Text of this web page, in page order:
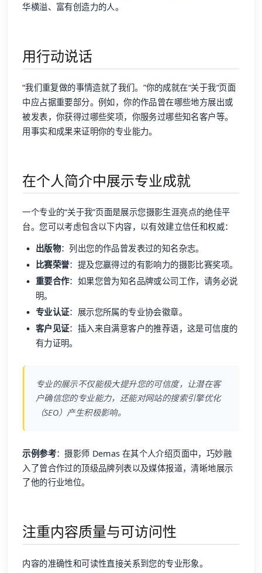
华横溢、富有创造力的人。
用行动说话
“我们重复做的事情造就了我们。”你的成就在“关于我”页面
中应占据重要部分。例如，你的作品曾在哪些地方展出或
被发表，你获得过哪些奖项，你服务过哪些知名客户等。
用事实和成果来证明你的专业能力。
在个人简介中展示专业成就
一个专业的“关于我”页面是展示您摄影生涯亮点的绝佳平
台。您可以考虑包含以下内容，以有效建立信任和权威：
出版物：列出您的作品曾发表过的知名杂志。
比赛荣誉：提及您赢得过的有影响力的摄影比赛奖项。
重要合作：如果您曾为知名品牌或公司工作，请务必说
明。
专业认证：展示您所属的专业协会徽章。
客户见证：插入来自满意客户的推荐语，这是可信度的
有力证明。
专业的展示不仅能极大提升您的可信度，让潜在客
户确信您的专业能力，还能对网站的搜索引擎优化
（SEO）产生积极影响。
示例参考：摄影师 Demas 在其个人介绍页面中，巧妙融
入了曾合作过的顶级品牌列表以及媒体报道，清晰地展示
了他的行业地位。
注重内容质量与可访问性
内容的准确性和可读性直接关系到您的专业形象。